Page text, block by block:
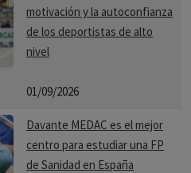
cualquiera de los nodos ya
complejidad con
su planteamiento y la
la “teoría de
de las matemáticas
de las redes.
motivación y la autoconfianza
de los deportistas de alto
nivel
01/09/2026
Davante MEDAC es el mejor
centro para estudiar una FP
de Sanidad en España